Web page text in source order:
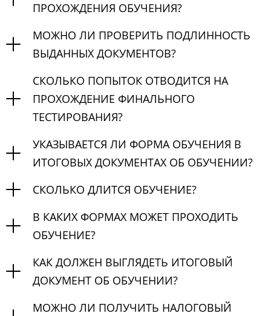
ПРОХОЖДЕНИЯ ОБУЧЕНИЯ?
МОЖНО ЛИ ПРОВЕРИТЬ ПОДЛИННОСТЬ
ВЫДАННЫХ ДОКУМЕНТОВ?
СКОЛЬКО ПОПЫТОК ОТВОДИТСЯ НА
ПРОХОЖДЕНИЕ ФИНАЛЬНОГО
ТЕСТИРОВАНИЯ?
УКАЗЫВАЕТСЯ ЛИ ФОРМА ОБУЧЕНИЯ В
ИТОГОВЫХ ДОКУМЕНТАХ ОБ ОБУЧЕНИИ?
СКОЛЬКО ДЛИТСЯ ОБУЧЕНИЕ?
В КАКИХ ФОРМАХ МОЖЕТ ПРОХОДИТЬ
ОБУЧЕНИЕ?
КАК ДОЛЖЕН ВЫГЛЯДЕТЬ ИТОГОВЫЙ
ДОКУМЕНТ ОБ ОБУЧЕНИИ?
МОЖНО ЛИ ПОЛУЧИТЬ НАЛОГОВЫЙ